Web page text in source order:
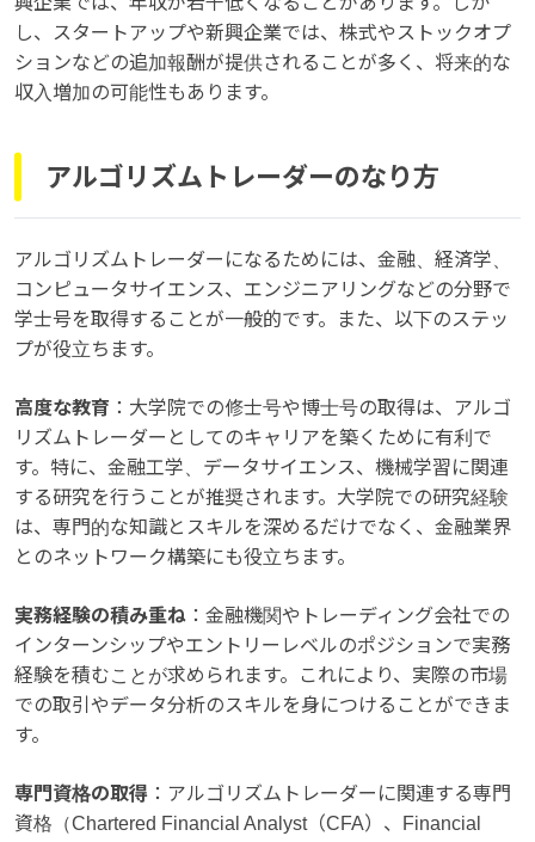
し、スタートアップや新興企業では、株式やストックオプ
ションなどの追加報酬が提供されることが多く、将来的な
収入増加の可能性もあります。
アルゴリズムトレーダーのなり方
アルゴリズムトレーダーになるためには、金融、経済学、
コンピュータサイエンス、エンジニアリングなどの分野で
学士号を取得することが一般的です。また、以下のステッ
プが役立ちます。
高度な教育 ：大学院での修士号や博士号の取得は、アルゴ
リズムトレーダーとしてのキャリアを築くために有利で
す。特に、金融工学、データサイエンス、機械学習に関連
する研究を行うことが推奨されます。大学院での研究経験
は、専門的な知識とスキルを深めるだけでなく、金融業界
とのネットワーク構築にも役立ちます。
実務経験の積み重ね ：金融機関やトレーディング会社での
インターンシップやエントリーレベルのポジションで実務
経験を積むことが求められます。これにより、実際の市場
での取引やデータ分析のスキルを身につけることができま
す。
専門資格の取得 ：アルゴリズムトレーダーに関連する専門
資格（Chartered Financial Analyst（CFA）、Financial